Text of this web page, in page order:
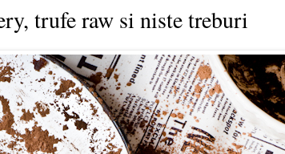
trufe raw si niste treburi